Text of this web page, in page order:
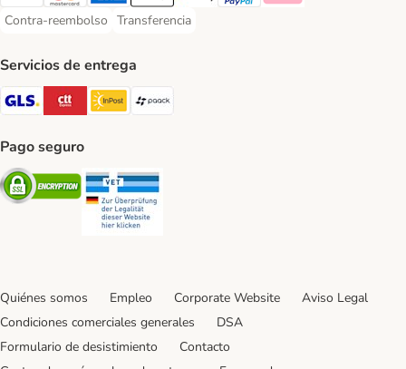
Contra-reembolso
Contra-reembolso Payment Method
Transferencia
Transferencia Payment Method
Servicios de entrega
GLS Shipping Method
CTTExpress Shipping Method
InPost Shipping Method
Pago seguro
Security
Quiénes somos Empleo Corporate Website
Aviso Legal
Condiciones comerciales generales
DSA
Formulario de desistimiento
Contacto